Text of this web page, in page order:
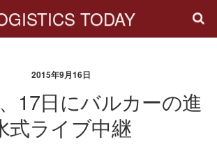
TODAY
2015年9月16日
17日にバルカーの進
式ライブ中継